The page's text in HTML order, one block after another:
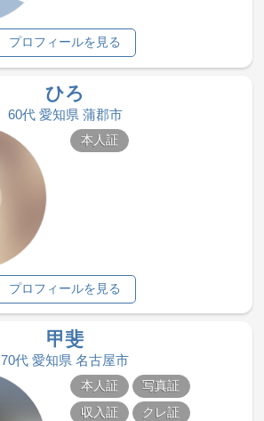
プロフィールを見る
ひろ
60代 愛知県 蒲郡市
本人証
プロフィールを見る
甲斐
70代 愛知県 名古屋市
本人証
写真証
収入証
クレ証